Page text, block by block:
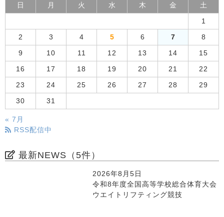
日 月 火 水 木 金 土
1
2 3 4 5 6 7 8
9 10 11 12 13 14 15
16 17 18 19 20 21 22
23 24 25 26 27 28 29
30 31
« 7月
RSS配信中
最新NEWS（5件）
2026年8月5日
令和8年度全国高等学校総合体育大会
ウエイトリフティング競技